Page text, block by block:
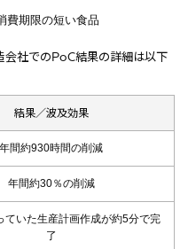
費期限の短い食品
社でのPoC結果の詳細は以下
結果／波及効果
年間約930時間の削減
年間約30％の削減
ていた生産計画作成が約5分で完
了